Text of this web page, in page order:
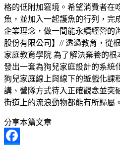
格的低附加窘境。希望消費者在
魚，並加入一起護魚的行列，完
企業理念，做一間能永續經營的
股份有限公司】// 透過教育，從
家庭教育學院 為了解決棄養的
發出一套為狗兒家庭設計的系統
狗兒家庭線上與線下的遊戲化課
講、營隊方式待入正確觀念並突
街道上的流浪動物都能有所歸屬。
分享本篇文章